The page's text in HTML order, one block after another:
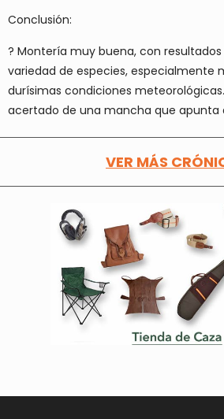
Conclusión:
? Montería muy buena, con
variedad de especies, especialmente
durísimas condiciones meteorológicas
acertado de una mancha que apunta
VER MÁS